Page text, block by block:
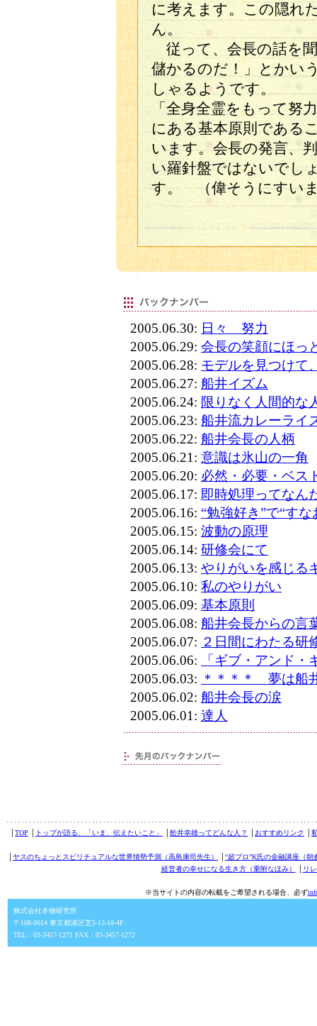
に考えます。この隠れ
ん。
従って、会長の話を
儲かるのだ！」とかい
しゃるようです。
「全身全霊をもって努
にある基本原則である
います。会長の発言、
い羅針盤ではないでし
す。 （偉そうにすい
2005.06.30: 日々 努力
2005.06.29: 会長の笑顔にほっ
2005.06.28: モデルを見つけて
2005.06.27: 船井イズム
2005.06.24: 限りなく人間的な
2005.06.23: 船井流カレーライ
2005.06.22: 船井会長の人柄
2005.06.21: 意識は氷山の一角
2005.06.20: 必然・必要・ベス
2005.06.17: 即時処理ってなん
2005.06.16: “勉強好き”で“すな
2005.06.15: 波動の原理
2005.06.14: 研修会にて
2005.06.13: やりがいを感じる
2005.06.10: 私のやりがい
2005.06.09: 基本原則
2005.06.08: 船井会長からの言
2005.06.07: ２日間にわたる研
2005.06.06:
「ギブ・アンド
2005.06.03: ＊＊＊＊ 夢は船
2005.06.02: 船井会長の涙
2005.06.01: 達人
TOP トップが語る、「いま、伝えたいこと」 舩井幸雄ってどんな人？ おすすめリンク
ヤスのちょっとスピリチュアルな世界情勢予測（高島康司先生）
“超プロ”K氏の金融講座（朝
経営者の幸せになる生き方（乗附なほみ）
リ
※当サイトの内容の転載をご希望される場合、必ず
株式会社本物研究所
〒108-0014 東京都港区芝5-13-18-4F
TEL：03-3457-1271 FAX：03-3457-1272